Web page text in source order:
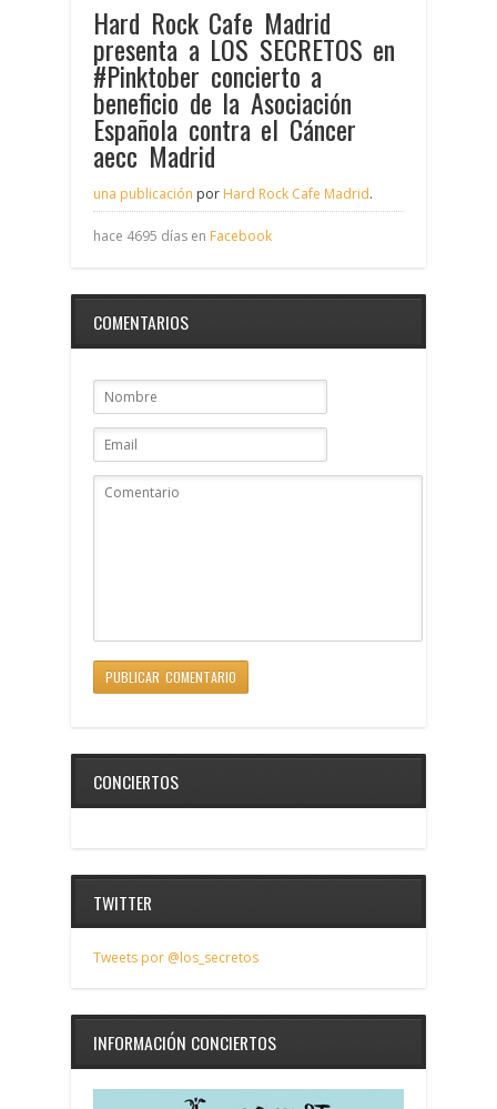
Hard Rock Cafe Madrid
presenta a LOS SECRETOS en
‪#‎Pinktober‬ concierto a
beneficio de la Asociación
Española contra el Cáncer
aecc Madrid
una publicación por Hard Rock Cafe Madrid.
hace 4695 días en Facebook
COMENTARIOS
CONCIERTOS
TWITTER
Tweets por @los_secretos
INFORMACIÓN CONCIERTOS